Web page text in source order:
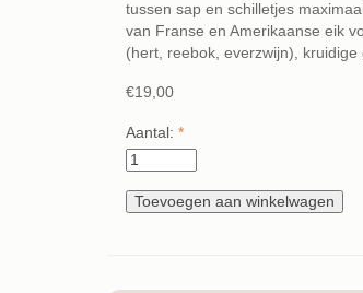
tussen sap en schilletjes
van Franse en Amerikaanse eik
(hert, reebok, everzwijn),
€19,00
Aantal: *